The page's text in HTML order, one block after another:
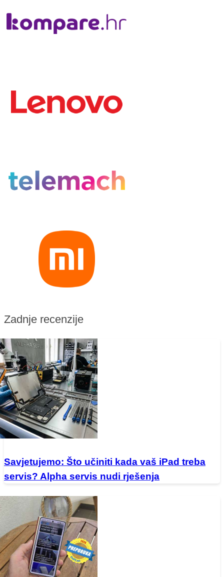
Zadnje recenzije
Savjetujemo: Što učiniti kada vaš iPad treba
servis? Alpha servis nudi rješenja